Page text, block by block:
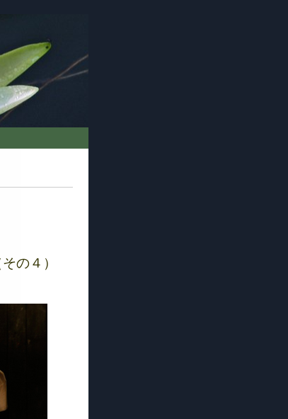
の４）